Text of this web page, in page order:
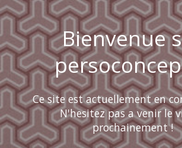
Bienvenue
Ce site est actuellement en
N'hesitez pas a venir le
prochainement !